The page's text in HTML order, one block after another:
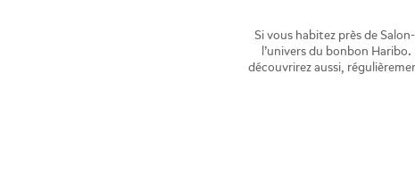
Si vous habitez près de
l’univers du bonbon
découvrirez aussi,
suivant la D69, puis la
sur le